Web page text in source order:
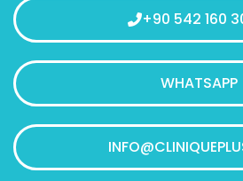
+90 542 160
WHATSAPP